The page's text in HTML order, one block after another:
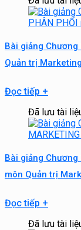
Bài giảng Chương
Quản trị
Đọc tiếp +
Đã lưu tài
Bài giảng Chương
môn Quản trị
Đọc tiếp +
Đã lưu tài